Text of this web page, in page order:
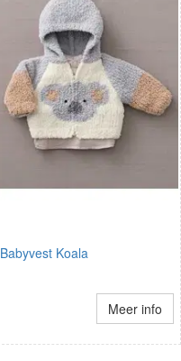
Babyvest Koala
Meer info